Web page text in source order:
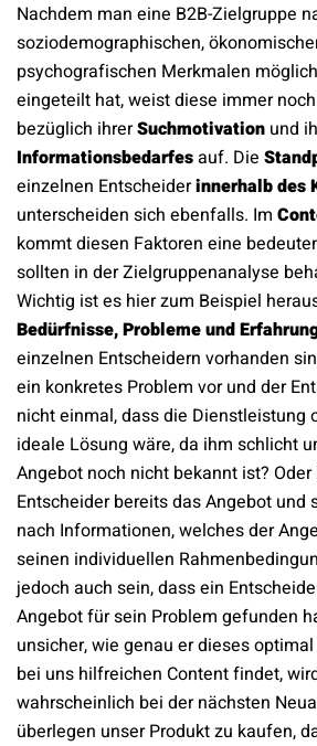
Nachdem man eine B2B-Zielgruppe
soziodemographischen,
psychografischen Merkmalen
eingeteilt hat, weist diese immer
bezüglich ihrerSuchmotivation und
Informationsbedarfesauf. Die
einzelnen Entscheiderinnerhalb des
unterscheiden sich ebenfalls. Im
kommt diesen Faktoren eine
sollten in der Zielgruppenanalyse
Wichtig ist es hier zum Beispiel
Bedürfnisse, Probleme und
einzelnen Entscheidern vorhanden
ein konkretes Problem vor und der
nicht einmal, dass die Dienstleistung
ideale Lösung wäre, da ihm schlicht
Angebot noch nicht bekannt ist?
Entscheider bereits das Angebot und
nach Informationen, welches der
seinen individuellen
jedoch auch sein, dass ein
Angebot für sein Problem gefunden
unsicher, wie genau er dieses
bei uns hilfreichen Content findet,
wahrscheinlich bei der nächsten
überlegen unser Produkt zu kaufen,